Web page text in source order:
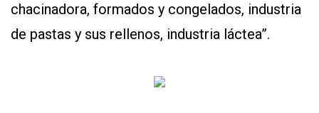
chacinadora, formados y congelados, industria
de pastas y sus rellenos, industria láctea”.